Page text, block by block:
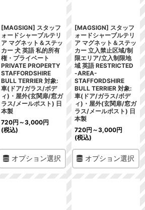
[MAGSIGN] スタッフ
ォードシャーブルテリ
ア マグネット＆ステッ
カー 犬 英語 私的所有
権・プライベート
PRIVATE PROPERTY
STAFFORDSHIRE
BULL TERRIER 対象:
車(ドア/ガラス/ボデ
ィ)・屋外(玄関扉/窓ガ
ラス/メールポスト) 日
本製
720円 ～3,000円
(税込)
オプション選択
[MAGSIGN] スタッフ
ォードシャーブルテリ
ア マグネット＆ステッ
カー 立入禁止区域/制
限エリア/立入制限地
域 英語 RESTRICTED
-AREA-
STAFFORDSHIRE
BULL TERRIER 対象:
車(ドア/ガラス/ボデ
ィ)・屋外(玄関扉/窓ガ
ラス/メールポスト) 日
本製
720円 ～3,000円
(税込)
オプション選択